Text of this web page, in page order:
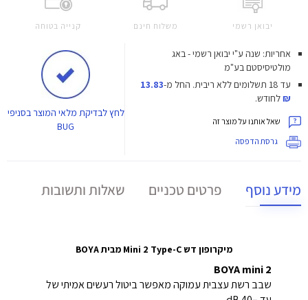
יבואן רשמי משלוח חינם קנייה בטוחה
אחריות: שנה ע"י יבואן רשמי - באג
מולטיסיסטם בע"מ
עד 18 תשלומים ללא ריבית.
החל מ-13.83
₪לחודש.
שאל אותנו על מוצר זה
גרסת הדפסה
לחץלבדיקת מלאי המוצר בסניפי
BUG
מידע נוסף פרטים טכניים שאלות ותשובות
מיקרופון דש Mini 2 Type-C מבית BOYA
BOYA mini 2
שבב רשת עצבית עמוקה מאפשר ביטול רעשים אמיתי של